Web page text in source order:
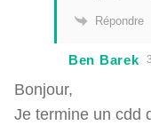
Répondre
Ben Barek
Bonjour,
Je termine un cdd